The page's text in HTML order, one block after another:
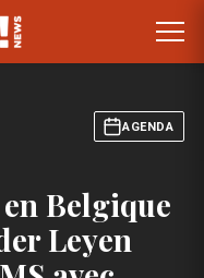
AGENDA
Belgique
Leyen